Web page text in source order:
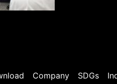
Company SDGs